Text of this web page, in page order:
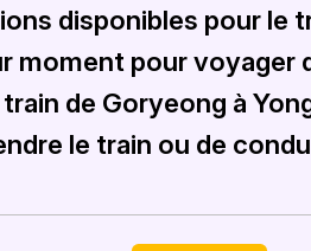
à Yonggung est
disponibles pour le
puissent varier, Rail
moment pour voyager
de Goryeong à
de Goryeong à
à Yonggung varie de 45 000
le train ou de